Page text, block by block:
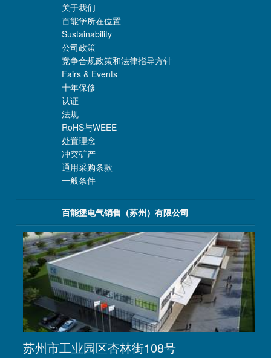
关于我们
百能堡所在位置
Sustainability
公司政策
竞争合规政策和法律指导方针
Fairs & Events
十年保修
认证
法规
RoHS与WEEE
处置理念
冲突矿产
通用采购条款
一般条件
百能堡电气销售（苏州）有限公司
苏州市工业园区杏林街108号